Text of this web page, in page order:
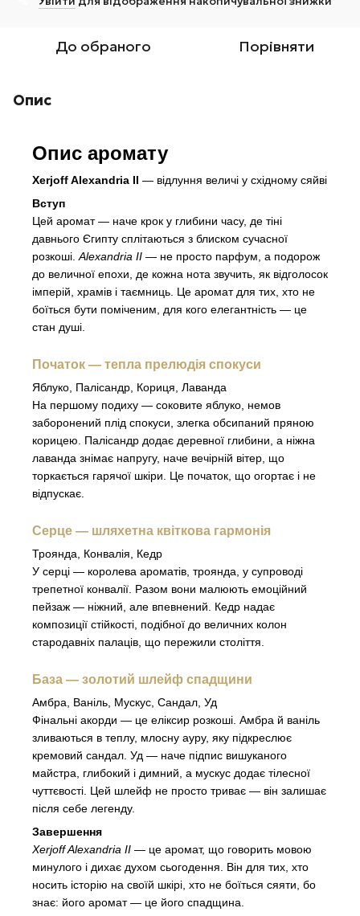
До обраного Порівняти
Опис
Опис аромату
Xerjoff Alexandria II — відлуння величі у східному сяйві
Вступ
Цей аромат — наче крок у глибини часу, де тіні
давнього Єгипту сплітаються з блиском сучасної
розкоші.Alexandria II — не просто парфум, а подорож
до величної епохи, де кожна нота звучить, як відголосок
імперій, храмів і таємниць. Це аромат для тих, хто не
боїться бути поміченим, для кого елегантність — це
стан душі.
Початок — тепла прелюдія спокуси
Яблуко, Палісандр, Кориця, Лаванда
На першому подиху — соковите яблуко, немов
заборонений плід спокуси, злегка обсипаний пряною
корицею. Палісандр додає деревної глибини, а ніжна
лаванда знімає напругу, наче вечірній вітер, що
торкається гарячої шкіри. Це початок, що огортає і не
відпускає.
Серце — шляхетна квіткова гармонія
Троянда, Конвалія, Кедр
У серці — королева ароматів, троянда, у супроводі
трепетної конвалії. Разом вони малюють емоційний
пейзаж — ніжний, але впевнений. Кедр надає
композиції стійкості, подібної до величних колон
стародавніх палаців, що пережили століття.
База — золотий шлейф спадщини
Амбра, Ваніль, Мускус, Сандал, Уд
Фінальні акорди — це еліксир розкоші. Амбра й ваніль
зливаються в теплу, млосну ауру, яку підкреслює
кремовий сандал. Уд — наче підпис вишуканого
майстра, глибокий і димний, а мускус додає тілесної
чуттєвості. Цей шлейф не просто триває — він залишає
після себе легенду.
Завершення
Xerjoff Alexandria II — це аромат, що говорить мовою
минулого і дихає духом сьогодення. Він для тих, хто
носить історію на своїй шкірі, хто не боїться сяяти, бо
знає: його аромат — це його спадщина.